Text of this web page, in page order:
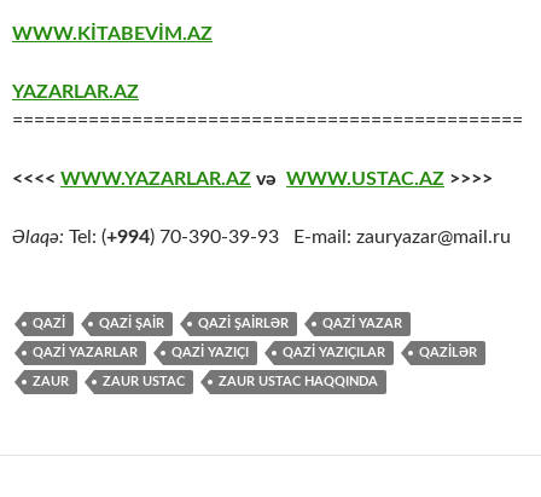
WWW.KİTABEVİM.AZ
YAZARLAR.AZ
===============================================
<<<< WWW.YAZARLAR.AZ və WWW.USTAC.AZ >>>>
Əlaqə: Tel: (+994) 70-390-39-93 E-mail: zauryazar@mail.ru
QAZİ QAZİ ŞAİR QAZİ ŞAİRLƏR QAZİ YAZAR
QAZİ YAZARLAR QAZİ YAZIÇI QAZİ YAZIÇILAR QAZİLƏR
ZAUR ZAUR USTAC ZAUR USTAC HAQQINDA